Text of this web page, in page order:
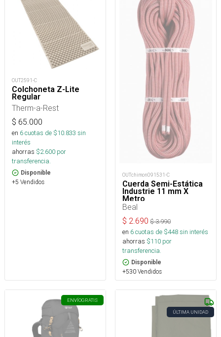
OUT2591-C
Colchoneta Z-Lite
Regular
Therm-a-Rest
$ 65.000
en 6cuotas de $10.833 sin
interés
ahorras $2.600 por
transferencia.
Disponible
+5 Vendidos
OUTchimon091531-C
Cuerda Semi-Estática
Industrie 11 mm X
Metro
Beal
$ 2.690 $3.990
en 6cuotas de $448sin interés
ahorras $110 por
transferencia.
Disponible
+530 Vendidos
ENVÍOGRATIS
ÚLTIMA UNIDAD